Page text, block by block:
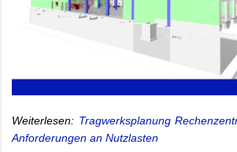
Weiterlesen: Tragwerksplanung
Anforderungen an Nutzlasten